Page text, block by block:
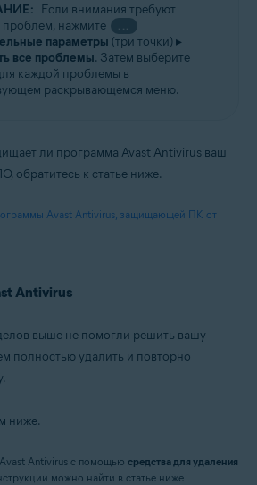
Если внимания требуют
проблем, нажмите
параметры (три точки) ▸
все проблемы. Затем выберите
каждой проблемы в
раскрывающемся меню.
ли программа Avast Antivirus ваш
обратитесь к статье ниже.
Avast Antivirus, защищающей ПК от
Antivirus
выше не помогли решить вашу
полностью удалить и повторно
ниже.
Antivirus с помощью средства для удаления
можно найти в статье ниже.